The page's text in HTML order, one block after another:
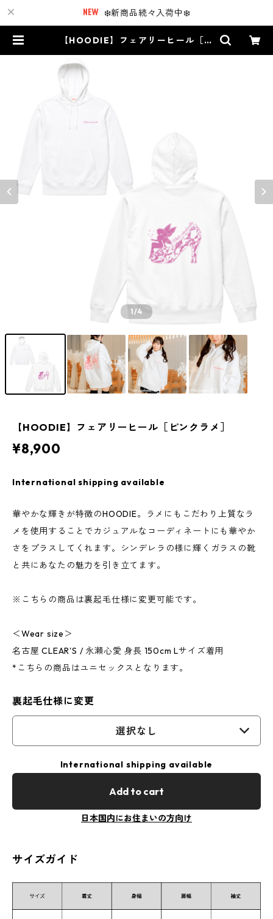
❄️新商品続々入荷中❄️
【HOODIE】フェアリーヒール［ピ
1/4
【HOODIE】フェアリーヒール［ピンクラメ］
¥8,900
International shipping available
華やかな輝きが特徴のHOODIE。ラメにもこだわり上質なラ
メを使用することでカジュアルなコーディネートにも華やか
さをプラスしてくれます。シンデレラの様に輝くガラスの靴
と共にあなたの魅力を引き立てます。
※こちらの商品は裏起毛仕様に変更可能です。
＜Wear size＞
名古屋 CLEAR'S / 永瀬心愛 身長 150cm Lサイズ着用
*こちらの商品はユニセックスとなります。
裏起毛仕様に変更
選択なし
International shipping available
Add to cart
日本国内にお住まいの方向け
サイズガイド